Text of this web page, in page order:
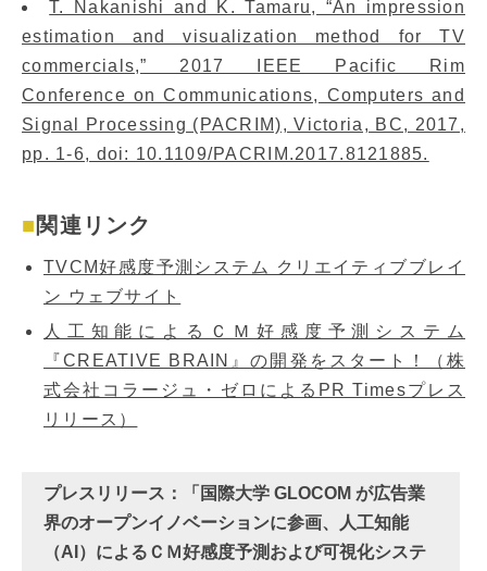
T. Nakanishi and K. Tamaru, “An impression
estimation and visualization method for TV
commercials,” 2017 IEEE Pacific Rim
Conference on Communications, Computers and
Signal Processing (PACRIM), Victoria, BC, 2017,
pp. 1-6, doi: 10.1109/PACRIM.2017.8121885.
関連リンク
TVCM好感度予測システム クリエイティブブレイ
ン ウェブサイト
人工知能によるＣＭ好感度予測システム
『CREATIVE BRAIN』の開発をスタート！（株
式会社コラージュ・ゼロによるPR Timesプレス
リリース）
プレスリリース：「国際大学 GLOCOM が広告業
界のオープンイノベーションに参画、人工知能
（AI）によるＣＭ好感度予測および可視化システ